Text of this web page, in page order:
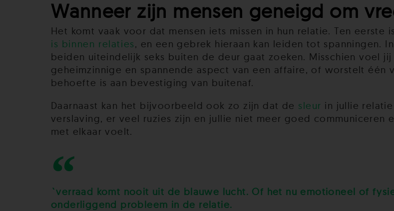
Wanneer zijn mensen geneigd om
Het komt vaak voor dat mensen iets missen in hun relatie. Ten eerste
is binnen relaties, en een gebrek hieraan kan leiden tot spanningen.
beiden uiteindelijk seks buiten de deur gaat zoeken. Misschien voel
geheimzinnige en spannende aspect van een affaire, of worstelt één
behoefte is aan bevestiging van buitenaf.
Daarnaast kan het bijvoorbeeld ook zo zijn dat de sleur in jullie
verslaving, er veel ruzies zijn en jullie niet meer goed
met elkaar voelt.
`verraad komt nooit uit de blauwe lucht. Of het nu emotioneel of
onderliggend probleem in de relatie.